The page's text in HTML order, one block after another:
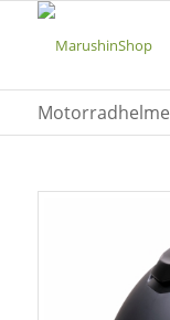
Motorradhelme